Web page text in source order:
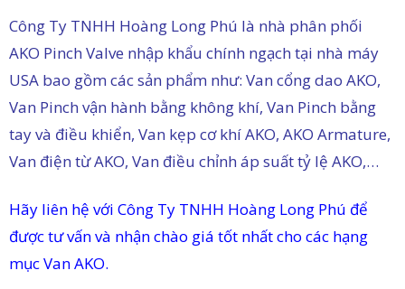
Công Ty TNHH Hoàng Long Phú là nhà phân phối
AKO Pinch Valve nhập khẩu chính ngạch tại nhà máy
USA bao gồm các sản phẩm như: Van cổng dao AKO,
Van Pinch vận hành bằng không khí, Van Pinch bằng
tay và điều khiển, Van kẹp cơ khí AKO, AKO Armature,
Van điện từ AKO, Van điều chỉnh áp suất tỷ lệ AKO,…
Hãy liên hệ với Công Ty TNHH Hoàng Long Phú để
được tư vấn và nhận chào giá tốt nhất cho các hạng
mục Van AKO.